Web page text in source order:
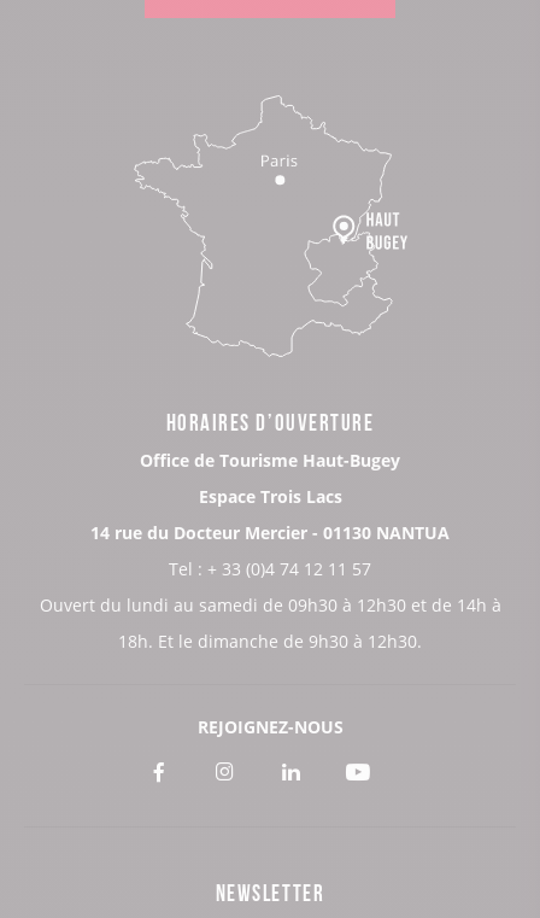
HORAIRES D’OUVERTURE
Office de Tourisme Haut-Bugey
Espace Trois Lacs
14 rue du Docteur Mercier - 01130 NANTUA
Tel : + 33 (0)4 74 12 11 57
Ouvert du lundi au samedi de 09h30 à 12h30 et de 14h à
18h. Et le dimanche de 9h30 à 12h30.
REJOIGNEZ-NOUS
Voir
Voir Voir Voir
NEWSLETTER